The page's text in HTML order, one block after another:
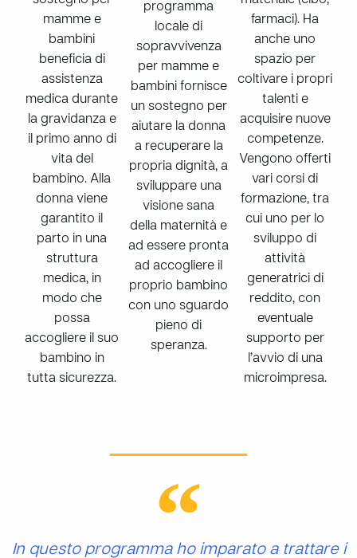
mamme e
bambini
beneficia di
assistenza
medica durante
la gravidanza e
il primo anno di
vita del
bambino. Alla
donna viene
garantito il
parto in una
struttura
medica, in
modo che
possa
accogliere il suo
bambino in
tutta sicurezza.
programma
locale di
sopravvivenza
per mamme e
bambini fornisce
un sostegno per
aiutare la donna
a recuperare la
propria dignità, a
sviluppare una
visione sana
della maternità e
ad essere pronta
ad accogliere il
proprio bambino
con uno sguardo
pieno di
speranza.
farmaci). Ha
anche uno
spazio per
coltivare i propri
talenti e
acquisire nuove
competenze.
Vengono offerti
vari corsi di
formazione, tra
cui uno per lo
sviluppo di
attività
generatrici di
reddito, con
eventuale
supporto per
l’avvio di una
microimpresa.
In questo programma ho imparato a trattare i